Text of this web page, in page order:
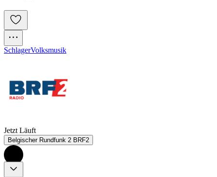
SchlagerVolksmusik
Jetzt Läuft
Belgischer Rundfunk 2 BRF2